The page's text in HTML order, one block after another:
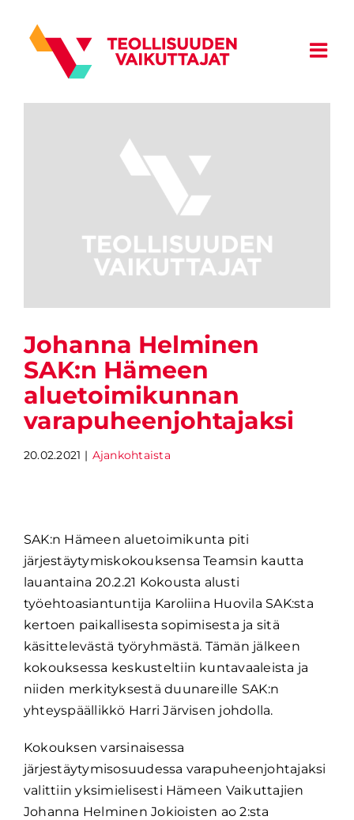
content
Johanna Helminen
SAK:n Hämeen
aluetoimikunnan
varapuheenjohtajaksi
20.02.2021 | Ajankohtaista
SAK:n Hämeen aluetoimikunta piti
järjestäytymiskokouksensa Teamsin kautta
lauantaina 20.2.21 Kokousta alusti
työehtoasiantuntija Karoliina Huovila SAK:sta
kertoen paikallisesta sopimisesta ja sitä
käsittelevästä työryhmästä. Tämän jälkeen
kokouksessa keskusteltiin kuntavaaleista ja
niiden merkityksestä duunareille SAK:n
yhteyspäällikkö Harri Järvisen johdolla.
Kokouksen varsinaisessa
järjestäytymisosuudessa varapuheenjohtajaksi
valittiin yksimielisesti Hämeen Vaikuttajien
Johanna Helminen Jokioisten ao 2:sta